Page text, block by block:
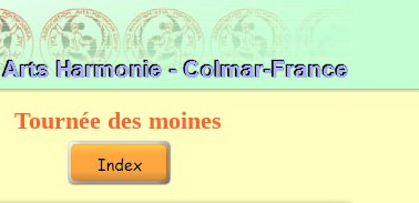
Tournée des moines